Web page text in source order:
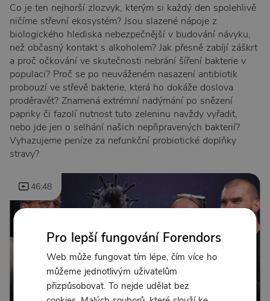
Co je ten nejhorší zlozvyk, kterým si každý den spolehlivě
ničíme střevní ekosystém? Jsou slazené nápoje z
biologického hlediska nebezpečnější v budování návyku,
než občasný kontakt s alkoholem? Jak přesně zabíjí záškrt
a proč očkování ve skutečnosti nebrání šíření bakterie v
populaci? Proč se po neuváženém nasazení antibiotik
probouzí ve střevě bakterie, která ho dokáže doslova
proděravět? Znamená extrémní nadýmání po snězení
papriky či fazolí nutnost tuto zeleninu navždy vyřadit,
nebo jde jen o selhání našich nepřipravených bakterií?
Vyhazujeme peníze za nefunkční probiotické doplňky
stravy?
46:48
Od 140 Kč měsíčně
Pro lepší fungování Forendors
Web může fungovat tím lépe, čím více ho
můžeme jednotlivým uživatelům
přizpůsobovat. To nejde udělat bez